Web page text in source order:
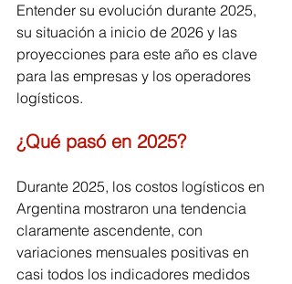
Entender su evolución durante 2025,
su situación a inicio de 2026 y las
proyecciones para este año es clave
para las empresas y los operadores
logísticos.
¿Qué pasó en 2025?
Durante 2025, los costos logísticos en
Argentina mostraron una tendencia
claramente ascendente, con
variaciones mensuales positivas en
casi todos los indicadores medidos